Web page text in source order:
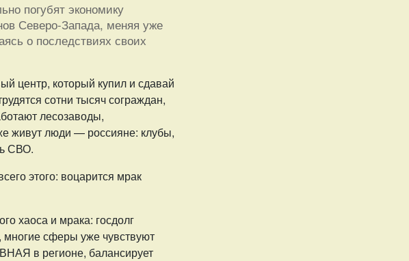
погубят экономику
Северо-Запада, меняя уже
о последствиях своих
центр, который купил и сдавай
сотни тысяч сограждан,
лесозаводы,
живут люди — россияне: клубы,
СВО.
этого: воцарится мрак
хаоса и мрака: госдолг
сферы уже чувствуют
в регионе, балансирует